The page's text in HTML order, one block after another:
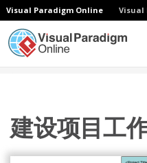
Visual Paradigm Online Visual
建设项目工